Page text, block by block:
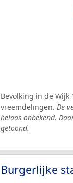
Bevolking in de
vreemdelingen. De
helaas onbekend.
getoond.
Burgerlijke